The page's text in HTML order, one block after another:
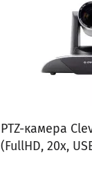
PTZ-камера
(FullHD, 20x,